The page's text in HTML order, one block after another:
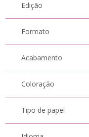
Edição
Formato
Acabamento
Coloração
Tipo de papel